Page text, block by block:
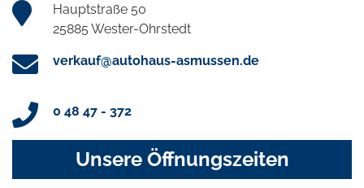
Hauptstraße 50
25885 Wester-Ohrstedt
verkauf@autohaus-asmussen.de
0 48 47 - 372
Unsere Öffnungszeiten